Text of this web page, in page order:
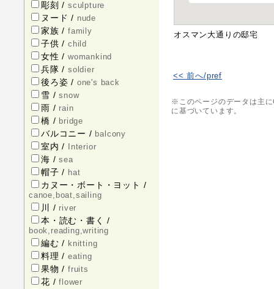
彫刻 / sculpture
ヌード / nude
家族 / family
子供 / child
女性 / womankind
兵隊 / soldier
後ろ姿 / one's back
雪 /snow
雨 / rain
橋 / bridge
バルコニー / balcony
室内 / Interior
海 /sea
帽子 / hat
カヌー・ボート・ヨット /
canoe,boat,sailing
川 / river
本・読む・書く /
book,reading,writing
編む / knitting
料理 / eating
果物 / fruits
花 /flower
オスマン大通りの邸宅
<< 前へ/pref
※このページのデータは主
に基づいています。